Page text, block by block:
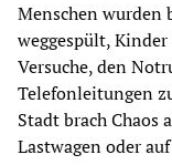
Menschen wurden
weggespült,
Versuche, den
Telefonleitungen
Stadt brach Chaos
Lastwagen oder